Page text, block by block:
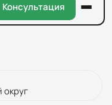
Консультация